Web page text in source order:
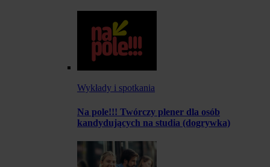
Wykłady i spotkania
Na pole!!! Twórczy plener dla osób
kandydujących na studia (dogrywka)